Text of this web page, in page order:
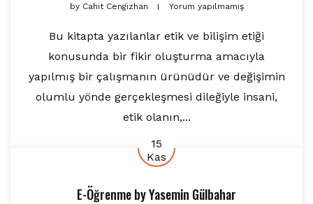
byCahit Cengizhan Yorum yapılmamış
Bu kitapta yazılanlar etik ve bilişim etiği
konusunda bir fikir oluşturma amacıyla
yapılmış bir çalışmanın ürünüdür ve değişimin
olumlu yönde gerçekleşmesi dileğiyle insani,
etik olanın,...
15
Kas
E-ÖğrenmebyYasemin Gülbahar